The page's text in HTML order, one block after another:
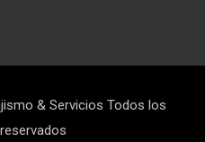
& Servicios Todos los